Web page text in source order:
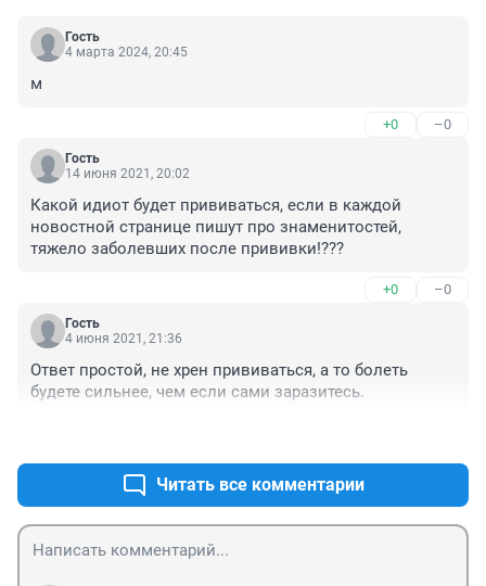
Гость
4 марта 2024, 20:45
м
+0 –0
Гость
14 июня 2021, 20:02
Какой идиот будет прививаться, если в каждой
новостной странице пишут про знаменитостей,
тяжело заболевших после прививки!???
+0 –0
Гость
4 июня 2021, 21:36
Ответ простой, не хрен прививаться, а то болеть
будете сильнее, чем если сами заразитесь.
Читать все комментарии